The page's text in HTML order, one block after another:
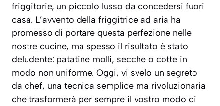
friggitorie, un piccolo lusso da concedersi fuori
casa. L’avvento della friggitrice ad aria ha
promesso di portare questa perfezione nelle
nostre cucine, ma spesso il risultato è stato
deludente: patatine molli, secche o cotte in
modo non uniforme. Oggi, vi svelo un segreto
da chef, una tecnica semplice ma rivoluzionaria
che trasformerà per sempre il vostro modo di